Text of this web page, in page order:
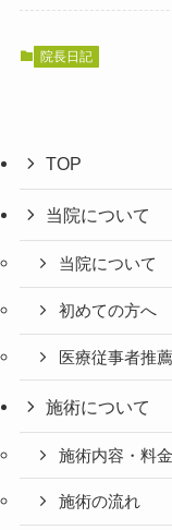
院長日記
TOP
当院について
当院について
初めての方へ
医療従事者推
施術について
施術内容・料金
施術の流れ